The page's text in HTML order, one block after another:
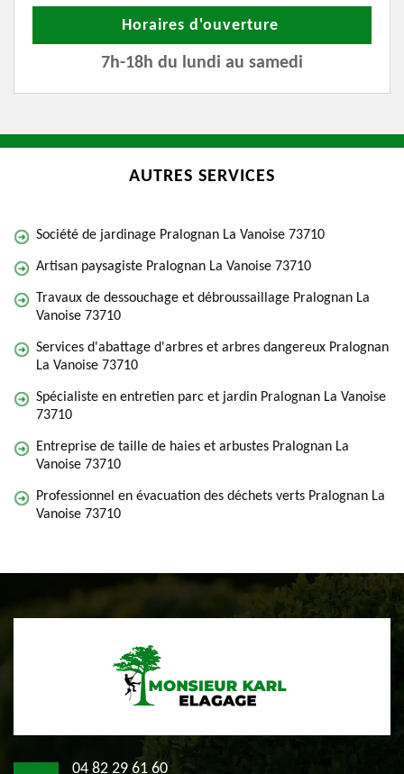
Horaires d'ouverture
7h-18h du lundi au samedi
AUTRES SERVICES
Société de jardinage Pralognan La Vanoise 73710
Artisan paysagiste Pralognan La Vanoise 73710
Travaux de dessouchage et débroussaillage Pralognan La
Vanoise 73710
Services d'abattage d'arbres et arbres dangereux Pralognan
La Vanoise 73710
Spécialiste en entretien parc et jardin Pralognan La Vanoise
73710
Entreprise de taille de haies et arbustes Pralognan La
Vanoise 73710
Professionnel en évacuation des déchets verts Pralognan La
Vanoise 73710
04 82 29 61 60